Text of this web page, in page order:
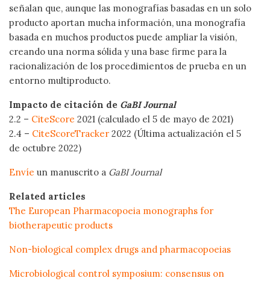
señalan que, aunque las monografías basadas en un solo
producto aportan mucha información, una monografía
basada en muchos productos puede ampliar la visión,
creando una norma sólida y una base firme para la
racionalización de los procedimientos de prueba en un
entorno multiproducto.
Impacto de citación de GaBI Journal
2.2 – CiteScore 2021 (calculado el 5 de mayo de 2021)
2.4 – CiteScoreTracker 2022 (Última actualización el 5
de octubre 2022)
Envíe un manuscrito a GaBI Journal
Related articles
The European Pharmacopoeia monographs for
biotherapeutic products
Non-biological complex drugs and pharmacopoeias
Microbiological control symposium: consensus on